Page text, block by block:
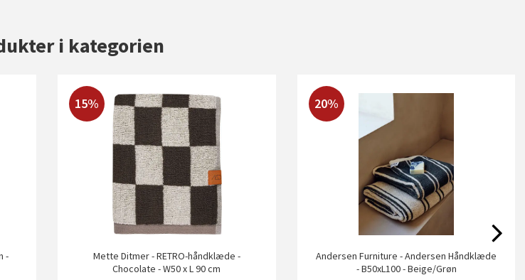
i kategorien
-
15%
Mette Ditmer - RETRO-håndklæde -
Chocolate - W50 x L 90 cm
20%
Andersen Furniture - Andersen Håndklæde
- B50xL100 - Beige/Grøn